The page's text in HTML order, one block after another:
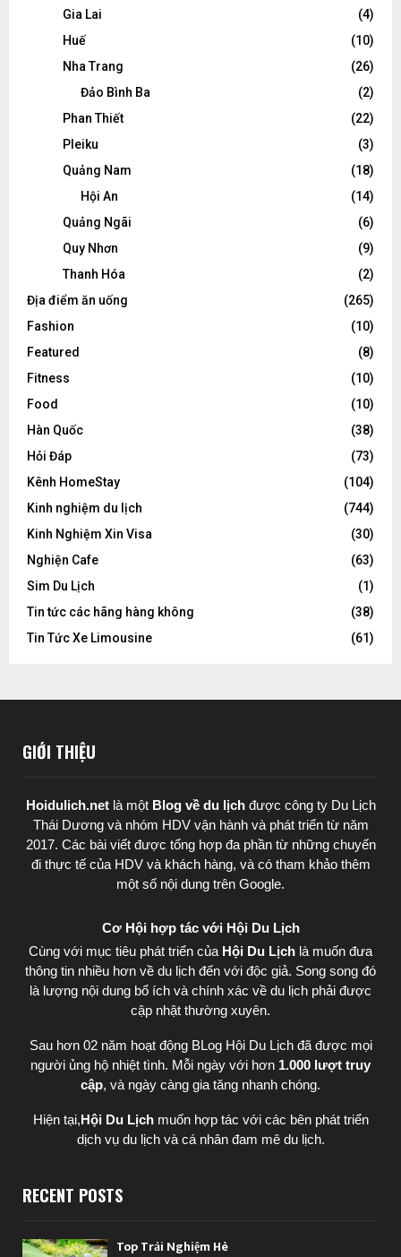
Gia Lai
(4)
Huế
(10)
Nha Trang
(26)
Đảo Bình Ba
(2)
Phan Thiết
(22)
Pleiku
(3)
Quảng Nam
(18)
Hội An
(14)
Quảng Ngãi
(6)
Quy Nhơn
(9)
Thanh Hóa
(2)
Địa điểm ăn uống
(265)
Fashion
(10)
Featured
(8)
Fitness
(10)
Food
(10)
Hàn Quốc
(38)
Hỏi Đáp
(73)
Kênh HomeStay
(104)
Kinh nghiệm du lịch
(744)
Kinh Nghiệm Xin Visa
(30)
Nghiện Cafe
(63)
Sim Du Lịch
(1)
Tin tức các hãng hàng không
(38)
Tin Tức Xe Limousine
(61)
GIỚI THIỆU
Hoidulich.net là một Blog về du lịchđược công ty Du Lịch
Thái Dươngvà nhóm HDV vận hành và phát triển từ năm
2017. Các bài viết được tổng hợp đa phần từ những chuyến
đi thực tế của HDV và khách hàng, và có tham khảo thêm
một số nội dung trên Google.
Cơ Hội hợp tác với Hội Du Lịch
Cùng với mục tiêu phát triển của Hội Du Lịch là muốn đưa
thông tin nhiều hơn về du lịch đến với độc giả. Song song đó
là lượng nội dung bổ ích và chính xác về du lịch phải được
cập nhật thường xuyên.
Sau hơn 02 năm hoạt động BLog Hội Du Lịch đã được mọi
người ủng hộ nhiệt tình. Mỗi ngày với hơn 1.000 lượt truy
cập, và ngày càng gia tăng nhanh chóng.
Hiện tại,Hội Du Lịch muốn hợp tác với các bên phát triển
dịch vụ du lịch và cá nhân đam mê du lịch.
RECENT POSTS
Top Trải Nghiệm Hè